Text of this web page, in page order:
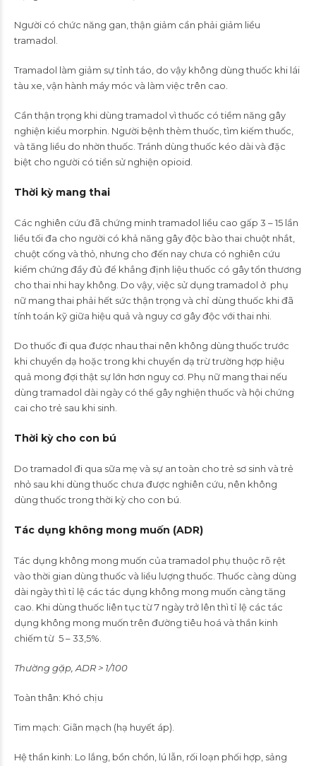
Người có chức năng gan, thận giảm cần phải giảm liều
tramadol.
Tramadol làm giảm sự tỉnh táo, do vậy không dùng thuốc khi lái
tàu xe, vận hành máy móc và làm việc trên cao.
Cần thận trọng khi dùng tramadol vì thuốc có tiềm năng gây
nghiện kiểu morphin. Người bệnh thèm thuốc, tìm kiếm thuốc,
và tăng liều do nhờn thuốc. Tránh dùng thuốc kéo dài và đặc
biệt cho người có tiền sử nghiện opioid.
Thời kỳ mang thai
Các nghiên cứu đã chứng minh tramadol liều cao gấp 3 – 15 lần
liều tối đa cho người có khả năng gây độc bào thai chuột nhắt,
chuột cống và thỏ, nhưng cho đến nay chưa có nghiên cứu
kiểm chứng đầy đủ để khẳng định liệu thuốc có gây tổn thương
cho thai nhi hay không. Do vậy, việc sử dụng tramadol ở phụ
nữ mang thai phải hết sức thận trọng và chỉ dùng thuốc khi đã
tính toán kỹ giữa hiệu quả và nguy cơ gây độc với thai nhi.
Do thuốc đi qua được nhau thai nên không dùng thuốc trước
khi chuyển dạ hoặc trong khi chuyển dạ trừ trường hợp hiệu
quả mong đợi thật sự lớn hơn nguy cơ. Phụ nữ mang thai nếu
dùng tramadol dài ngày có thể gây nghiện thuốc và hội chứng
cai cho trẻ sau khi sinh.
Thời kỳ cho con bú
Do tramadol đi qua sữa mẹ và sự an toàn cho trẻ sơ sinh và trẻ
nhỏ sau khi dùng thuốc chưa được nghiên cứu, nên không
dùng thuốc trong thời kỳ cho con bú.
Tác dụng không mong muốn (ADR)
Tác dụng không mong muốn của tramadol phụ thuộc rõ rệt
vào thời gian dùng thuốc và liều lượng thuốc. Thuốc càng dùng
dài ngày thì tỉ lệ các tác dụng không mong muốn càng tăng
cao. Khi dùng thuốc liên tục từ 7 ngày trở lên thì tỉ lệ các tác
dụng không mong muốn trên đường tiêu hoá và thần kinh
chiếm từ 5 – 33,5%.
Thường gặp, ADR > 1/100
Toàn thân: Khó chịu
Tim mạch: Giãn mạch (hạ huyết áp).
Hệ thần kinh: Lo lắng, bồn chồn, lú lẫn, rối loạn phối hợp, sảng